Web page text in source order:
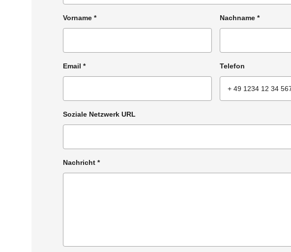
Vorname * Nachname *
Email * Telefon
Soziale Netzwerk URL
Nachricht *